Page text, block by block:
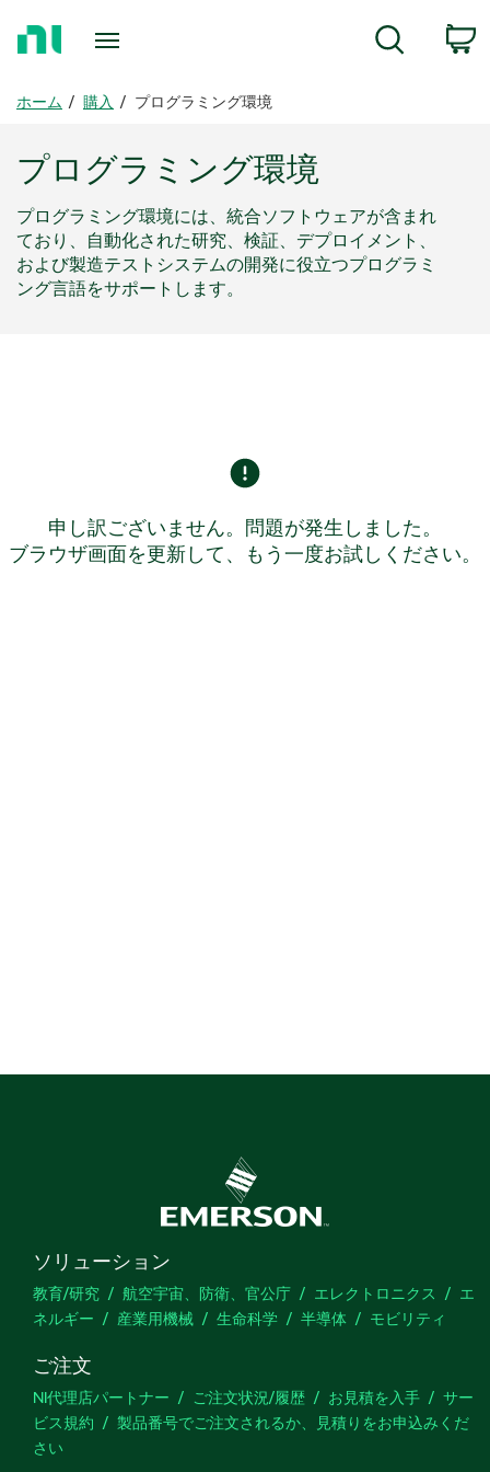
ホーム 購入 プログラミング環境
プログラミング環境
プログラミング環境には、統合ソフトウェアが含まれ
ており、自動化された研究、検証、デプロイメント、
および製造テストシステムの開発に役立つプログラミ
ング言語をサポートします。
申し訳ございません。問題が発生しました。
ブラウザ画面を更新して、もう一度お試しください。
ソリューション
教育/研究 航空宇宙、防衛、官公庁 エレクトロニクス
エ
ネルギー
産業用機械 生命科学 半導体 モビリティ
ご注文
NI代理店パートナー ご注文状況/履歴 お見積を入手
サー
ビス規約
製品番号でご注文されるか、見積りをお申込みくだ
さい